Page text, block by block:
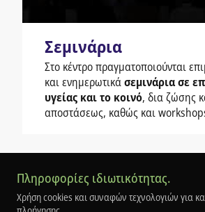
Σεμινάρια
Στο κέντρο πραγματοποιούνται
και ενημερωτικάσεμινάρια σε
υγείας και το κοινό, δια ζώσης
αποστάσεως, καθώς και
STRESS MYO
Κέντρο Στρες &
Πληροφορίες ιδιωτικότητας.
Χρήση cookies και συναφών τεχνολογιών για